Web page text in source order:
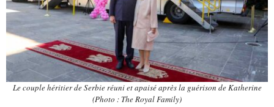
Le couple héritier de Serbie réuni et apaisé après la guérison de Katherine
(Photo : The Royal Family)